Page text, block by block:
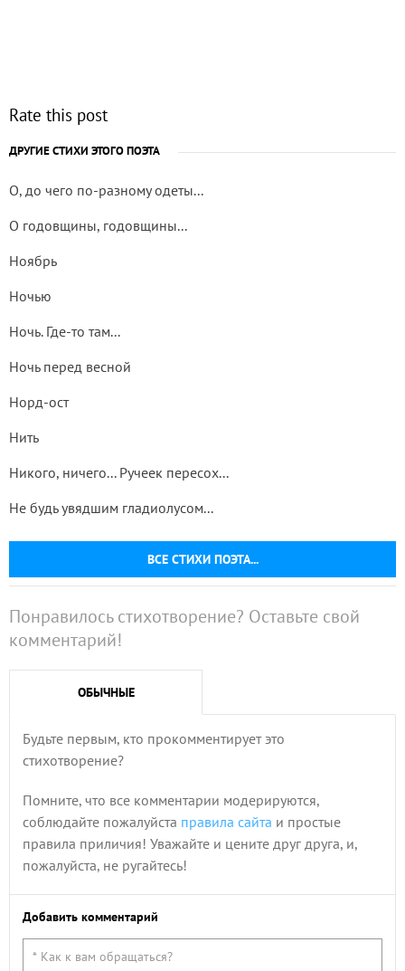
Rate this post
ДРУГИЕ СТИХИ ЭТОГО ПОЭТА
ВСЕ СТИХИ ПОЭТА...
О, до чего по-разному одеты...
О годовщины, годовщины...
Ноябрь
Ночью
Ночь. Где-то там...
Ночь перед весной
Норд-ост
Нить
Никого, ничего... Ручеек пересох...
Не будь увядшим гладиолусом...
Понравилось стихотворение? Оставьте свой
комментарий!
ОБЫЧНЫЕ
Будьте первым, кто прокомментирует это
стихотворение?
Помните, что все комментарии модерируются,
соблюдайте пожалуйста правила сайта и простые
правила приличия! Уважайте и цените друг друга, и,
пожалуйста, не ругайтесь!
Добавить комментарий